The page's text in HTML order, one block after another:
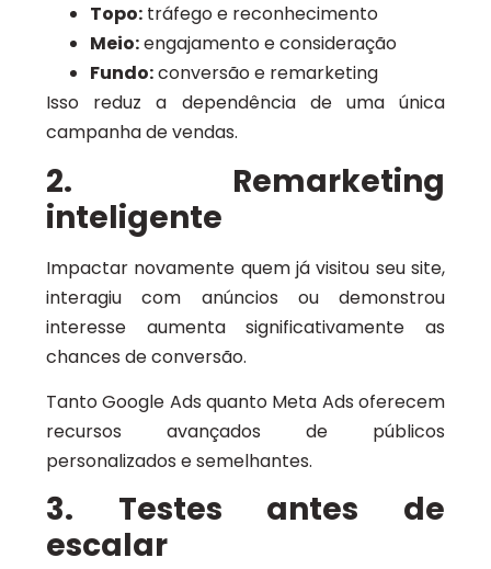
Topo: tráfego e reconhecimento
Meio:engajamento e consideração
Fundo:conversão e remarketing
Isso reduz a dependência de uma única
campanha de vendas.
2. Remarketing
inteligente
Impactar novamente quem já visitou seu site,
interagiu com anúncios ou demonstrou
interesse aumenta significativamente as
chances de conversão.
Tanto Google Ads quanto Meta Ads oferecem
recursos avançados de públicos
personalizados e semelhantes.
3. Testes antes de
escalar